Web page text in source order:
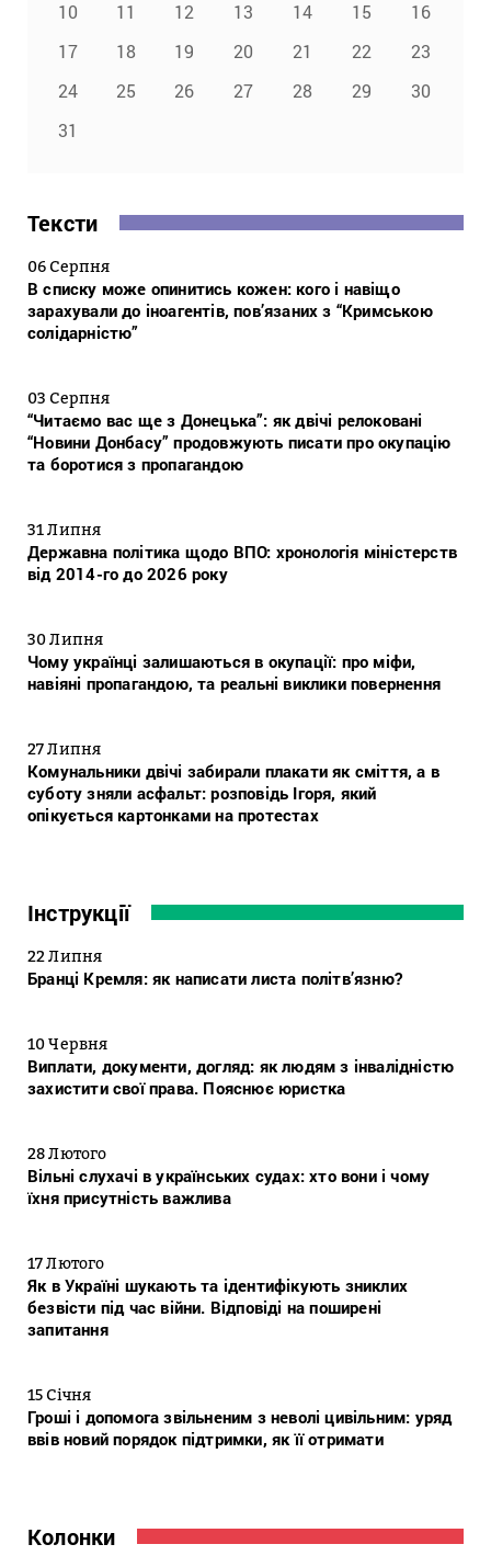
10 11 12 13 14 15
16
17
18 19 20 21 22
23
24
25 26 27 28 29
30
31
Тексти
06 Серпня
В списку може опинитись кожен: кого і навіщо
зарахували до іноагентів, пов’язаних з “Кримською
солідарністю”
03 Серпня
“Читаємо вас ще з Донецька”: як двічі релоковані
“Новини Донбасу” продовжують писати про окупацію
та боротися з пропагандою
31 Липня
Державна політика щодо ВПО: хронологія міністерств
від 2014-го до 2026 року
30 Липня
Чому українці залишаються в окупації: про міфи,
навіяні пропагандою, та реальні виклики повернення
27 Липня
Комунальники двічі забирали плакати як сміття, а в
суботу зняли асфальт: розповідь Ігоря, який
опікується картонками на протестах
Інструкції
22 Липня
Бранці Кремля: як написати листа політв’язню?
10 Червня
Виплати, документи, догляд: як людям з інвалідністю
захистити свої права. Пояснює юристка
28 Лютого
Вільні слухачі в українських судах: хто вони і чому
їхня присутність важлива
17 Лютого
Як в Україні шукають та ідентифікують зниклих
безвісти під час війни. Відповіді на поширені
запитання
15 Січня
Гроші і допомога звільненим з неволі цивільним: уряд
ввів новий порядок підтримки, як її отримати
Колонки